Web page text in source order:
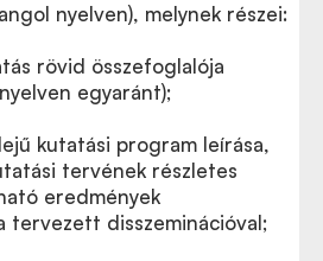
nyelven), melynek részei:
rövid összefoglalója
egyaránt);
kutatási program leírása,
tervének részletes
eredmények
tervezett disszeminációval;